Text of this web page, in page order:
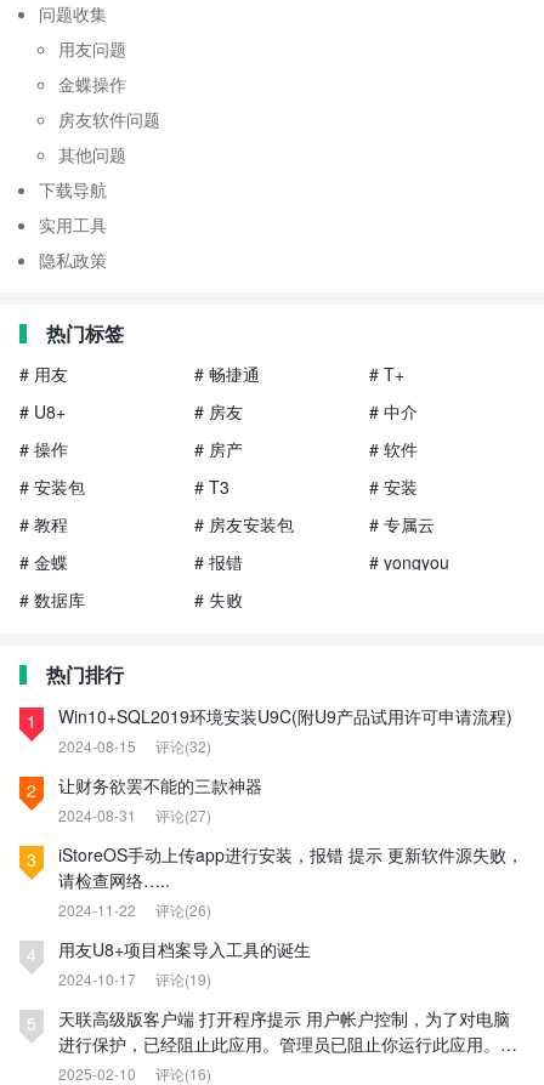
问题收集
用友问题
金蝶操作
房友软件问题
其他问题
下载导航
实用工具
隐私政策
热门标签
# 用友 # 畅捷通
# T+
# U8+
# 房友
# 中介
# 操作
# 房产
# 软件
# 安装包
# T3
# 安装
# 教程
# 房友安装包
# 专属云
# 金蝶
# 报错
# yongyou
# 数据库
# 失败
热门排行
1 Win10+SQL2019环境安装U9C(附U9产品试用许可申请流程)
2024-08-15 评论(32)
2 让财务欲罢不能的三款神器
2024-08-31 评论(27)
3
iStoreOS手动上传app进行安装，报错 提示 更新软件源失败，
请检查网络…..
2024-11-22 评论(26)
4 用友U8+项目档案导入工具的诞生
2024-10-17 评论(19)
5
天联高级版客户端 打开程序提示 用户帐户控制，为了对电脑
进行保护，已经阻止此应用。管理员已阻止你运行此应用。有
关详细信息，请与管理员联系。
2025-02-10 评论(16)